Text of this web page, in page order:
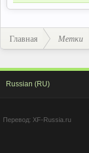
Главная Метки
Russian (RU)
Перевод: XF-Russia.ru